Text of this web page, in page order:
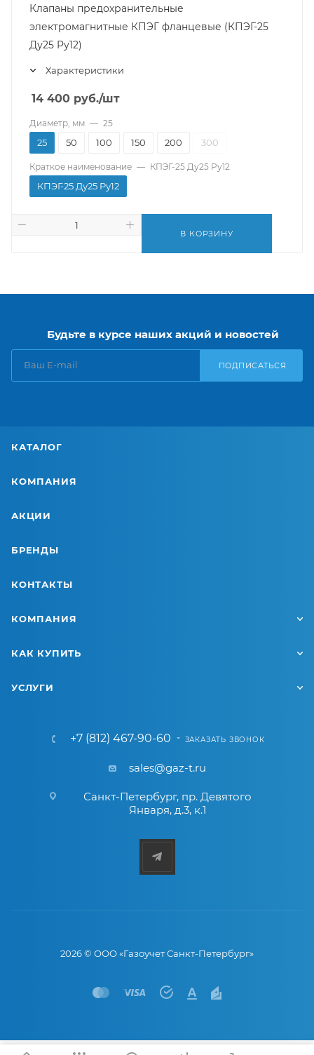
Клапаны предохранительные
электромагнитные КПЭГ фланцевые (КПЭГ-25
Ду25 Pу12)
Характеристики
14 400 руб./шт
Диаметр, мм — 25
25 50 100 150 200 300
Краткое наименование — КПЭГ-25 Ду25 Pу12
КПЭГ-25 Ду25 Pу12
В КОРЗИНУ
Будьте в курсе наших акций и новостей
ПОДПИСАТЬСЯ
КАТАЛОГ
КОМПАНИЯ
АКЦИИ
БРЕНДЫ
КОНТАКТЫ
КОМПАНИЯ
КАК КУПИТЬ
УСЛУГИ
+7 (812) 467-90-60 ЗАКАЗАТЬ ЗВОНОК
sales@gaz-t.ru
Санкт-Петербург, пр. Девятого
Января, д.3, к.1
2026 © ООО «Газоучет Санкт-Петербург»